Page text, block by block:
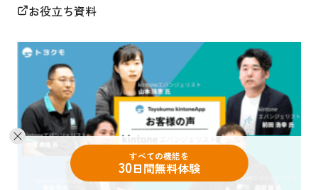
お役立ち資料
すべての機能を
30日間無料体験